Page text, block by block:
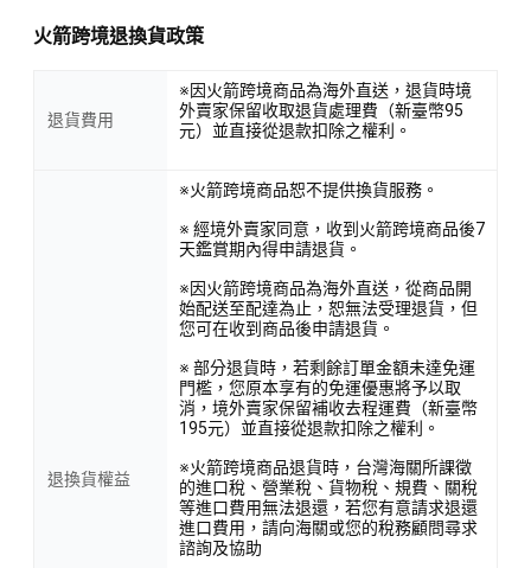
火箭跨境退換貨政策
退貨費用
※因火箭跨境商品為海外直送，退貨時境
外賣家保留收取退貨處理費（新臺幣95
元）並直接從退款扣除之權利。
退換貨權益
※火箭跨境商品恕不提供換貨服務。
※ 經境外賣家同意，收到火箭跨境商品後7
天鑑賞期內得申請退貨。
※因火箭跨境商品為海外直送，從商品開
始配送至配達為止，恕無法受理退貨，但
您可在收到商品後申請退貨。
※ 部分退貨時，若剩餘訂單金額未達免運
門檻，您原本享有的免運優惠將予以取
消，境外賣家保留補收去程運費（新臺幣
195元）並直接從退款扣除之權利。
※火箭跨境商品退貨時，台灣海關所課徵
的進口稅、營業稅、貨物稅、規費、關稅
等進口費用無法退還，若您有意請求退還
進口費用，請向海關或您的稅務顧問尋求
諮詢及協助